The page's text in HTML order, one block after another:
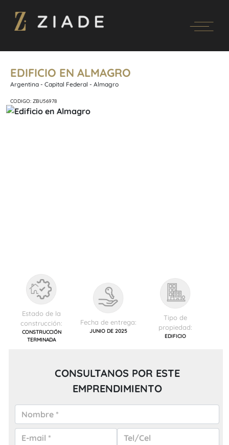
EDIFICIO EN ALMAGRO
Argentina - Capital Federal - Almagro
CODIGO: ZBU56978
Estado de la
construcción:
CONSTRUCCIÓN
TERMINADA
Fecha de entrega:
JUNIO DE 2025
Tipo de
propiedad:
EDIFICIO
CONSULTANOS POR ESTE
EMPRENDIMIENTO